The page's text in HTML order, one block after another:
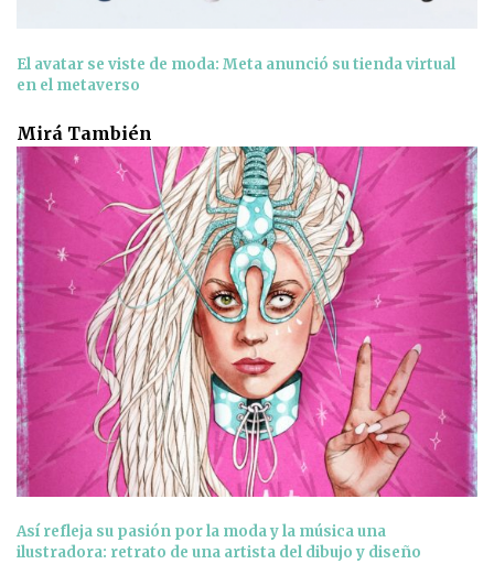
El avatar se viste de moda: Meta anunció su tienda virtual
en el metaverso
Mirá También
Así refleja su pasión por la moda y la música una
ilustradora: retrato de una artista del dibujo y diseño